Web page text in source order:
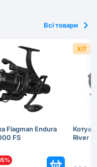
Всі товари
Flagman Endura
FS
River
ХІТ